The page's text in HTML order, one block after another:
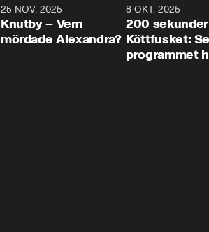
31:05
25 NOV. 2025
Knutby – Vem
mördade Alexandra?
8 OKT. 2025
200
Köttfusket:
programmet